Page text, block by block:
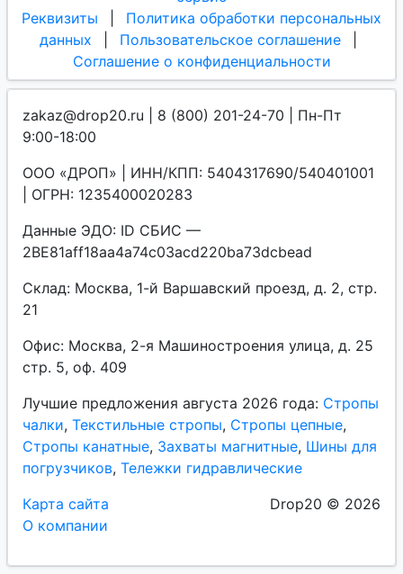
Реквизиты
Политика обработки персональных
данных
Пользовательское соглашение
Соглашение о конфиденциальности
zakaz@drop20.ru | 8 (800) 201-24-70 | Пн-Пт
9:00-18:00
ООО «ДРОП» | ИНН/КПП: 5404317690/540401001
| ОГРН: 1235400020283
Данные ЭДО: ID СБИС —
2BE81aff18aa4a74c03acd220ba73dcbead
Склад: Москва, 1-й Варшавский проезд, д. 2, стр.
21
Офис: Москва, 2-я Машиностроения улица, д. 25
стр. 5, оф. 409
Лучшие предложения августа 2026 года: Стропы
чалки, Текстильные стропы, Стропы цепные,
Стропы канатные, Захваты магнитные, Шины для
погрузчиков, Тележки гидравлические
Карта сайта
О компании
Drop20 © 2026